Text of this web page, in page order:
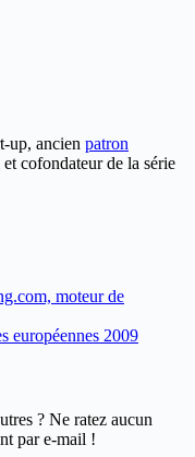
up, ancien patron
et cofondateur de la série
moteur de
européennes 2009
? Ne ratez aucun
par e-mail !